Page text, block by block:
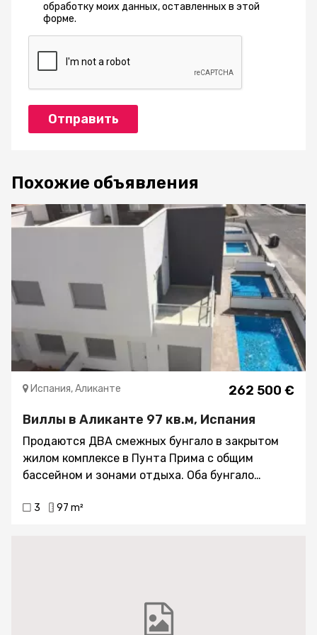
обработку моих данных, оставленных в этой
форме.
Отправить
Похожие объявления
262 500 €
Испания, Аликанте
Виллы в Аликанте 97 кв.м, Испания
Продаются ДВА смежных бунгало в закрытом
жилом комплексе в Пунта Прима с общим
бассейном и зонами отдыха. Оба бунгало
имеет собственный бассейн 6 x 3 м. Общая
электрический водонагреватель с тепловым
насосом, в санузлах тёплые полы и
3 97 m²